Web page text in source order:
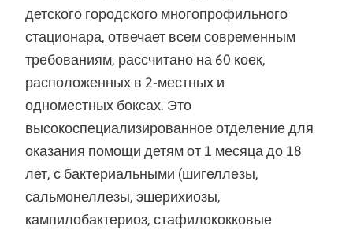
детского городского многопрофильного
стационара, отвечает всем современным
требованиям, рассчитано на 60 коек,
расположенных в 2-местных и
одноместных боксах. Это
высокоспециализированное отделение для
оказания помощи детям от 1 месяца до 18
лет, с бактериальными (шигеллезы,
сальмонеллезы, эшерихиозы,
кампилобактериоз, стафилококковые